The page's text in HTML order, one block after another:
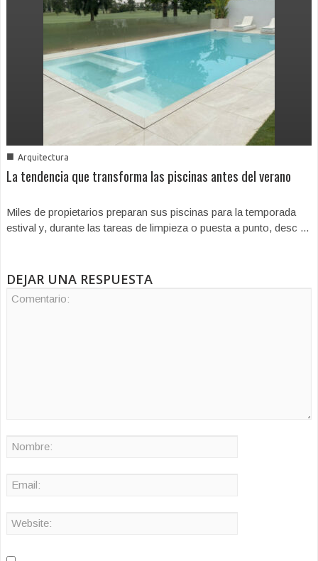
■ Arquitectura
La tendencia que transforma las piscinas antes del verano
Miles de propietarios preparan sus piscinas para la temporada
estival y, durante las tareas de limpieza o puesta a punto, desc ...
DEJAR UNA RESPUESTA